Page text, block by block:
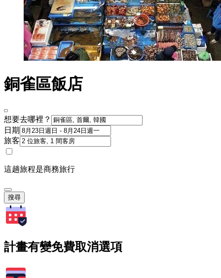
銅雀區飯店
想要去哪裡？
日期
旅客
這趟旅程是商務旅行
搜尋
計畫有變免費取消選項